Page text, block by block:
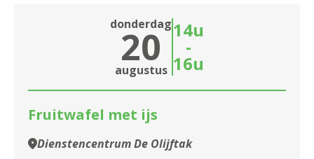
donderdag
20
augustus
14u
-
16u
Fruitwafel met ijs
Dienstencentrum De Olijftak